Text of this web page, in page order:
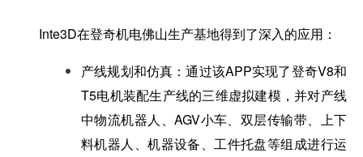
Inte3D在登奇机电佛山生产基地得到了深入的应用：
产线规划和仿真：通过该APP实现了登奇V8和
T5电机装配生产线的三维虚拟建模，并对产线
中物流机器人、AGV小车、双层传输带、上下
料机器人、机器设备、工件托盘等组成进行运